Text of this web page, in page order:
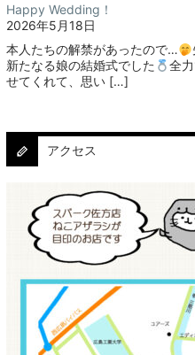
Happy Wedding！
2026年5月18日
本人たちの解禁があったので…
新たなる娘の結婚式でした
全
せてくれて、思い […]
アクセス